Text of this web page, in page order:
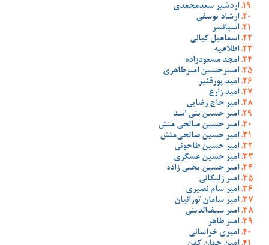
اردشیر سعدمحمدی
ارشاد یوسفی
اسپانسر
اسماعیل کیانی
اطلاعیه
امجد مسعودزاده
امسرحسین امیرطاهری
امید پورقنبر
امید زارع
امیر حاج رضایی
امیر حسین بنی اسد
امیر حسین صالحی منش
امیر حسین صالحی‌منش
امیر حسین طاحونی
امیر حسین عسگری
امیر حسین یحیی زاده
امیر زلیکانی
امیر سام نصیری
امیر سامان تورانیان
امیر سیف‌الدینی
امیر طاهر
امیری خراسانی